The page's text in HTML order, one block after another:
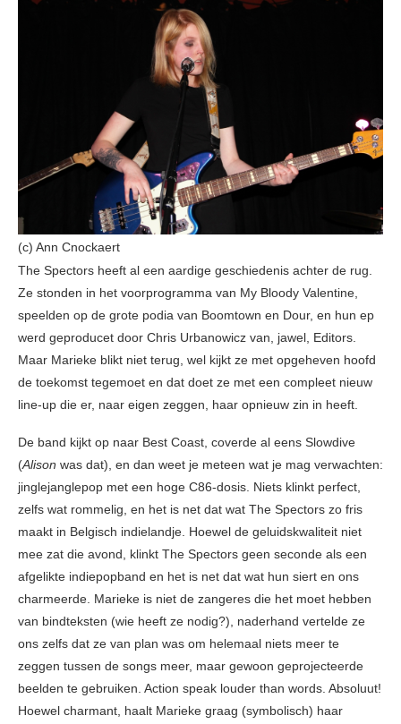
(c) Ann Cnockaert
The Spectors heeft al een aardige geschiedenis achter de rug.
Ze stonden in het voorprogramma van My Bloody Valentine,
speelden op de grote podia van Boomtown en Dour, en hun ep
werd geproducet door Chris Urbanowicz van, jawel, Editors.
Maar Marieke blikt niet terug, wel kijkt ze met opgeheven hoofd
de toekomst tegemoet en dat doet ze met een compleet nieuw
line-up die er, naar eigen zeggen, haar opnieuw zin in heeft.
De band kijkt op naar Best Coast, coverde al eens Slowdive
(Alison was dat), en dan weet je meteen wat je mag verwachten:
jinglejanglepop met een hoge C86-dosis. Niets klinkt perfect,
zelfs wat rommelig, en het is net dat wat The Spectors zo fris
maakt in Belgisch indielandje. Hoewel de geluidskwaliteit niet
mee zat die avond, klinkt The Spectors geen seconde als een
afgelikte indiepopband en het is net dat wat hun siert en ons
charmeerde. Marieke is niet de zangeres die het moet hebben
van bindteksten (wie heeft ze nodig?), naderhand vertelde ze
ons zelfs dat ze van plan was om helemaal niets meer te
zeggen tussen de songs meer, maar gewoon geprojecteerde
beelden te gebruiken. Action speak louder than words. Absoluut!
Hoewel charmant, haalt Marieke graag (symbolisch) haar